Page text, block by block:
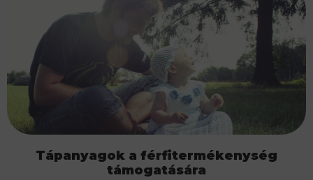
Tápanyagok a férfitermékenység
támogatására